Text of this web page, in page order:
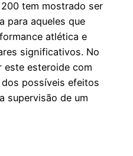
tem mostrado ser
para aqueles que
atlética e
significativos. No
este esteroide com
possíveis efeitos
supervisão de um